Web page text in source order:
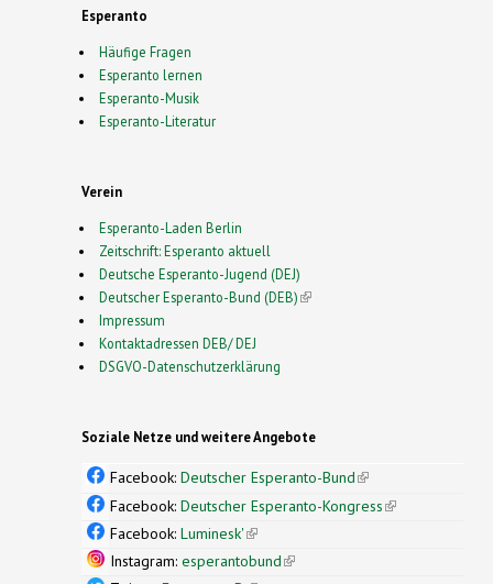
Esperanto
Häufige Fragen
Esperanto lernen
Esperanto-Musik
Esperanto-Literatur
Verein
Esperanto-Laden Berlin
Zeitschrift: Esperanto aktuell
Deutsche Esperanto-Jugend (DEJ)
Deutscher Esperanto-Bund (DEB)(link is external)
Impressum
Kontaktadressen DEB/ DEJ
DSGVO-Datenschutzerklärung
Soziale Netze und weitere Angebote
Facebook: Deutscher Esperanto-Bund(link is
external)
Facebook: Deutscher Esperanto-Kongress(link is
Facebook: Luminesk'(link is external)
Instagram: esperantobund(link is external)